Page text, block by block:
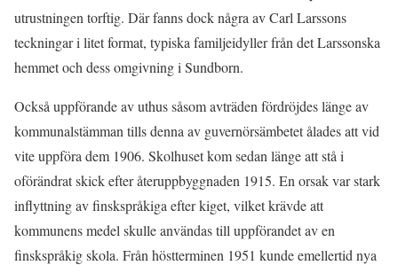
utrustningen torftig. Där fanns dock några av Carl Larssons
teckningar i litet format, typiska familjeidyller från det Larssonska
hemmet och dess omgivning i Sundborn.
Också uppförande av uthus såsom avträden fördröjdes länge av
kommunalstämman tills denna av guvernörsämbetet ålades att vid
vite uppföra dem 1906. Skolhuset kom sedan länge att stå i
oförändrat skick efter återuppbyggnaden 1915. En orsak var stark
inflyttning av finskspråkiga efter kiget, vilket krävde att
kommunens medel skulle användas till uppförandet av en
finskspråkig skola. Från höstterminen 1951 kunde emellertid nya